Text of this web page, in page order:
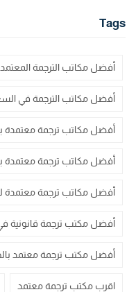
Tags
أفضل مكاتب الترجمة
أفضل مكاتب الترجمة في
أفضل مكاتب ترجمة معتمدة
أفضل مكاتب ترجمة معتمدة
أفضل مكاتب ترجمة معتمدة
أفضل مكتب ترجمة قانونية
أفضل مكتب ترجمة معتمد
اقرب مكتب ترجمة معتمد